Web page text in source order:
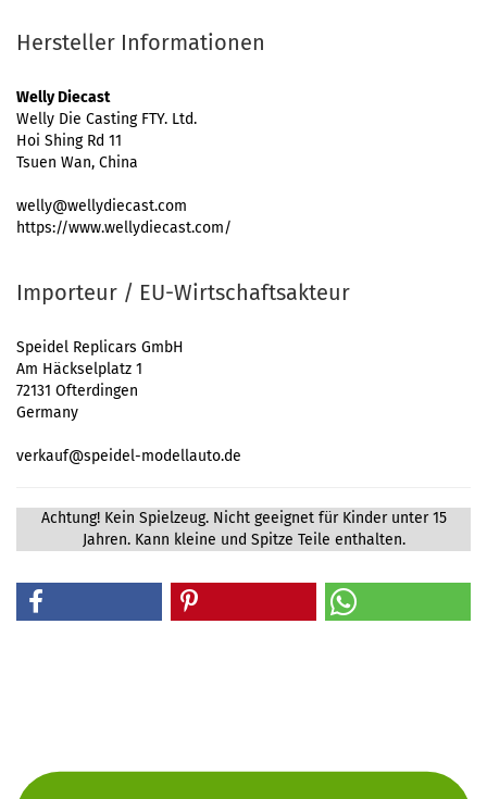
Hersteller Informationen
Welly Diecast
Welly Die Casting FTY. Ltd.
Hoi Shing Rd 11
Tsuen Wan, China
welly@wellydiecast.com
https://www.wellydiecast.com/
Importeur / EU-Wirtschaftsakteur
Speidel Replicars GmbH
Am Häckselplatz 1
72131 Ofterdingen
Germany
verkauf@speidel-modellauto.de
Achtung! Kein Spielzeug. Nicht geeignet für Kinder unter 15
Jahren. Kann kleine und Spitze Teile enthalten.